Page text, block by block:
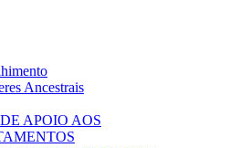
Ancestrais
APOIO AOS